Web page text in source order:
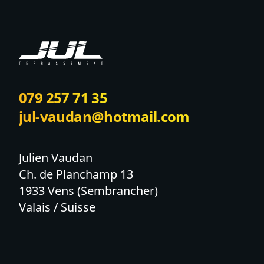
079 257 71 35
jul-vaudan@hotmail.com
Julien Vaudan
Ch. de Planchamp 13
1933 Vens (Sembrancher)
Valais / Suisse